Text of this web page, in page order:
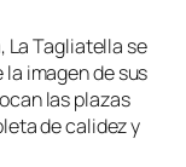
La Tagliatella se
imagen de sus
las plazas
de calidez y